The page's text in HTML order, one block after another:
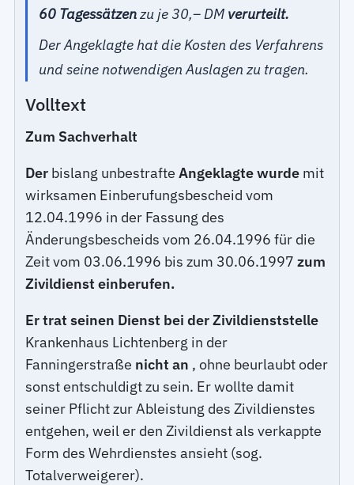
60 Tagessätzenzu je 30,– DM verurteilt.
Der Angeklagte hat die Kosten des Verfahrens
und seine notwendigen Auslagen zu tragen.
Volltext
Zum Sachverhalt
Der bislang unbestrafteAngeklagte wurde mit
wirksamen Einberufungsbescheid vom
12.04.1996 in der Fassung des
Änderungsbescheids vom 26.04.1996 für die
Zeit vom 03.06.1996 bis zum 30.06.1997zum
Zivildienst einberufen.
Er trat seinen Dienst bei der Zivildienststelle
Krankenhaus Lichtenberg in der
Fanningerstraße nicht an , ohne beurlaubt oder
sonst entschuldigt zu sein. Er wollte damit
seiner Pflicht zur Ableistung des Zivildienstes
entgehen, weil er den Zivildienst als verkappte
Form des Wehrdienstes ansieht (sog.
Totalverweigerer).